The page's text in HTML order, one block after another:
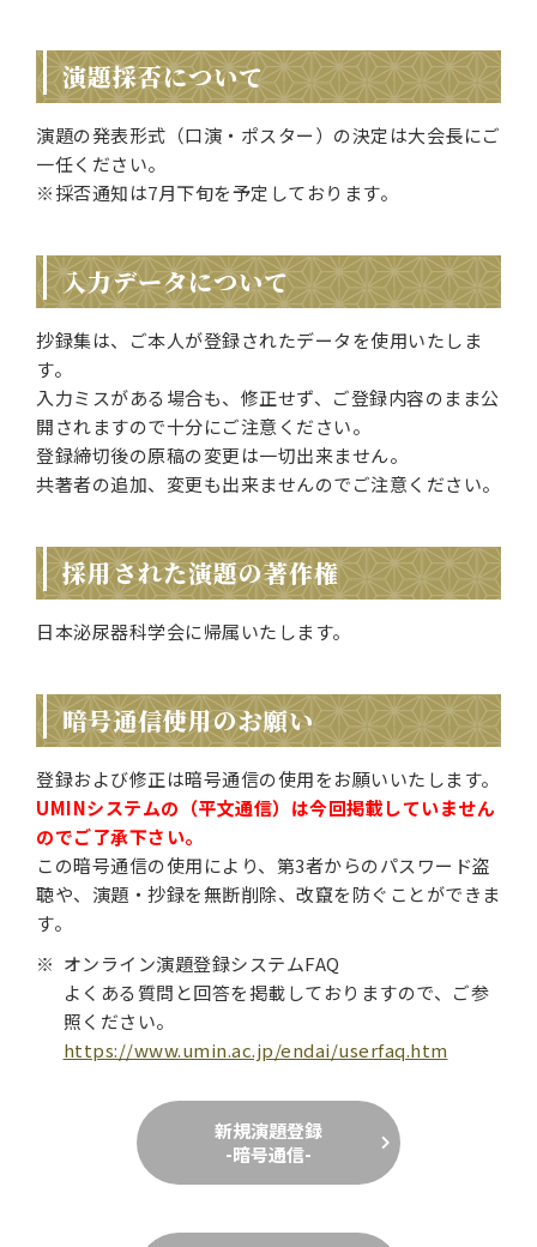
演題採否について
演題の発表形式（口演・ポスター）の決定は大会長にご
一任ください。
※採否通知は7月下旬を予定しております。
入力データについて
抄録集は、ご本人が登録されたデータを使用いたしま
す。
入力ミスがある場合も、修正せず、ご登録内容のまま公
開されますので十分にご注意ください。
登録締切後の原稿の変更は一切出来ません。
共著者の追加、変更も出来ませんのでご注意ください。
採用された演題の著作権
日本泌尿器科学会に帰属いたします。
暗号通信使用のお願い
登録および修正は暗号通信の使用をお願いいたします。
UMINシステムの（平文通信）は今回掲載していません
のでご了承下さい。
この暗号通信の使用により、第3者からのパスワード盗
聴や、演題・抄録を無断削除、改竄を防ぐことができま
す。
オンライン演題登録システムFAQ
よくある質問と回答を掲載しておりますので、ご参
照ください。
https://www.umin.ac.jp/endai/userfaq.htm
新規演題登録
-暗号通信-